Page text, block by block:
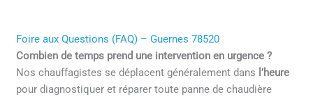
Foire aux Questions (FAQ) – Guernes 78520
Combien de temps prend une intervention en urgence ?
Nos chauffagistes se déplacent généralement dans l’heure
pour diagnostiquer et réparer toute panne de chaudière